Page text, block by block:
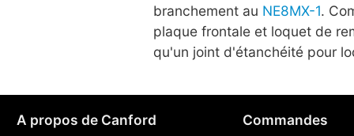
branchement au NE8MX-1.
plaque frontale et loquet de
qu'un joint d'étanchéité pour
A propos de Canford Commandes